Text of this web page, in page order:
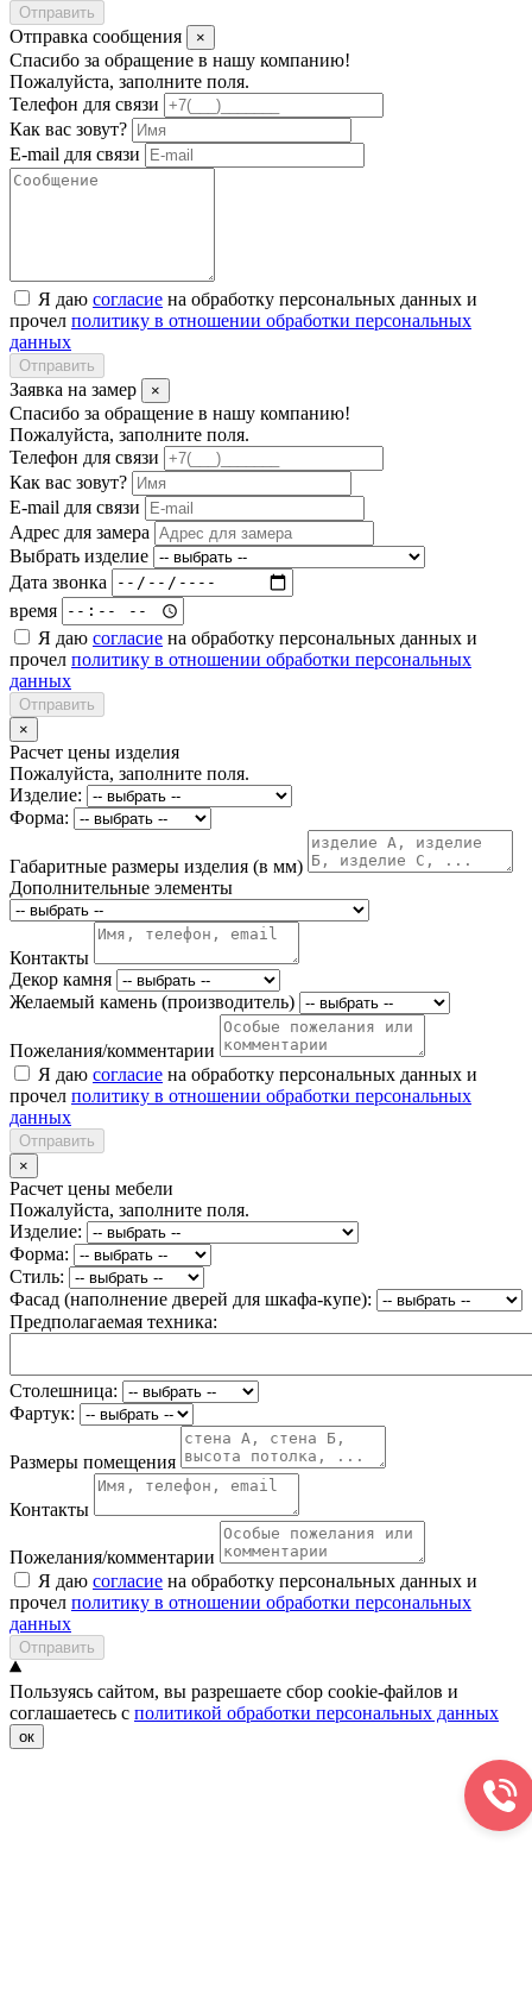
Отправить
Отправка сообщения ×
Спасибо за обращение в нашу компанию!
Пожалуйста, заполните поля.
Телефон для связи
Как вас зовут?
E-mail для связи
Я даю согласие на обработку персональных данных и
прочел политику в отношении обработки персональных
данных
Отправить
Заявка на замер ×
Спасибо за обращение в нашу компанию!
Пожалуйста, заполните поля.
Телефон для связи
Как вас зовут?
E-mail для связи
Адрес для замера
Выбрать изделие
Дата звонка
время
Я даю согласие на обработку персональных данных и
прочел политику в отношении обработки персональных
данных
Отправить
×
Расчет цены изделия
Пожалуйста, заполните поля.
Изделие:
Форма:
Габаритные размеры изделия (в мм)
Дополнительные элементы
Контакты
Декор камня
Желаемый камень (производитель)
Пожелания/комментарии
Я даю согласие на обработку персональных данных и
прочел политику в отношении обработки персональных
данных
Отправить
×
Расчет цены мебели
Пожалуйста, заполните поля.
Изделие:
Форма:
Стиль:
Фасад (наполнение дверей для шкафа-купе):
Предполагаемая техника:
Столешница:
Фартук:
Размеры помещения
Контакты
Пожелания/комментарии
Я даю согласие на обработку персональных данных и
прочел политику в отношении обработки персональных
данных
Отправить
Пользуясь сайтом, вы разрешаете сбор cookie-файлов и
соглашаетесь с политикой обработки персональных данных
ок